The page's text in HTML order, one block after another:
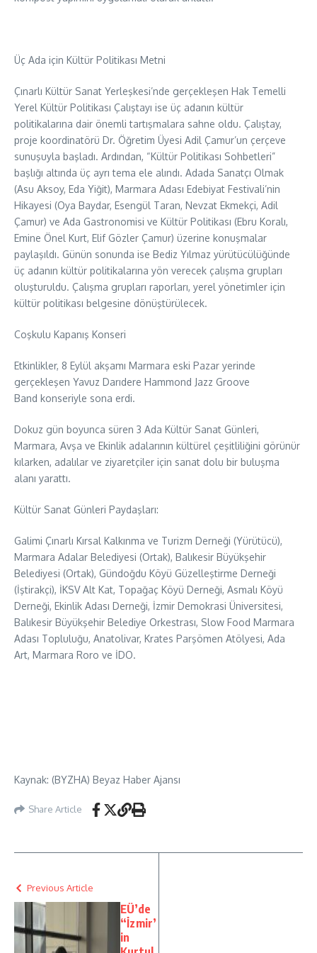
Üç Ada için Kültür Politikası Metni
Çınarlı Kültür Sanat Yerleşkesi’nde gerçekleşen Hak Temelli
Yerel Kültür Politikası Çalıştayı ise üç adanın kültür
politikalarına dair önemli tartışmalara sahne oldu. Çalıştay,
proje koordinatörü Dr. Öğretim Üyesi Adil Çamur’un çerçeve
sunuşuyla başladı. Ardından, “Kültür Politikası Sohbetleri”
başlığı altında üç ayrı tema ele alındı. Adada Sanatçı Olmak
(Asu Aksoy, Eda Yiğit), Marmara Adası Edebiyat Festivali’nin
Hikayesi (Oya Baydar, Esengül Taran, Nevzat Ekmekçi, Adil
Çamur) ve Ada Gastronomisi ve Kültür Politikası (Ebru Koralı,
Emine Önel Kurt, Elif Gözler Çamur) üzerine konuşmalar
paylaşıldı. Günün sonunda ise Bediz Yılmaz yürütücülüğünde
üç adanın kültür politikalarına yön verecek çalışma grupları
oluşturuldu. Çalışma grupları raporları, yerel yönetimler için
kültür politikası belgesine dönüştürülecek.
Coşkulu Kapanış Konseri
Etkinlikler, 8 Eylül akşamı Marmara eski Pazar yerinde
gerçekleşen Yavuz Darıdere Hammond Jazz Groove
Band konseriyle sona erdi.
Dokuz gün boyunca süren 3 Ada Kültür Sanat Günleri,
Marmara, Avşa ve Ekinlik adalarının kültürel çeşitliliğini görünür
kılarken, adalılar ve ziyaretçiler için sanat dolu bir buluşma
alanı yarattı.
Kültür Sanat Günleri Paydaşları:
Galimi Çınarlı Kırsal Kalkınma ve Turizm Derneği (Yürütücü),
Marmara Adalar Belediyesi (Ortak), Balıkesir Büyükşehir
Belediyesi (Ortak), Gündoğdu Köyü Güzelleştirme Derneği
(İştirakçi), İKSV Alt Kat, Topağaç Köyü Derneği, Asmalı Köyü
Derneği, Ekinlik Adası Derneği, İzmir Demokrasi Üniversitesi,
Balıkesir Büyükşehir Belediye Orkestrası, Slow Food Marmara
Adası Topluluğu, Anatolivar, Krates Parşömen Atölyesi, Ada
Art, Marmara Roro ve İDO.
Kaynak: (BYZHA) Beyaz Haber Ajansı
Share Article
Previous Article
EÜ’de
“İzmir’
in